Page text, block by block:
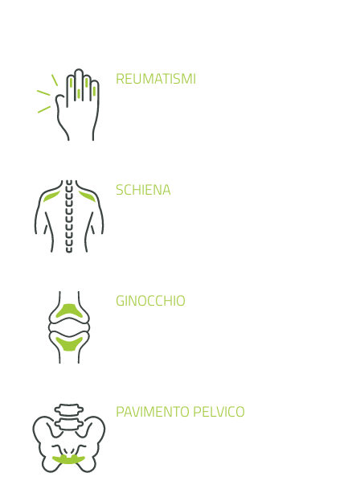
REUMATISMI
SCHIENA
GINOCCHIO
PAVIMENTO PELVICO